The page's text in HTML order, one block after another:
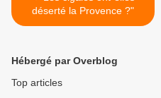
déserté la Provence ?"
Hébergé par Overblog
Top articles